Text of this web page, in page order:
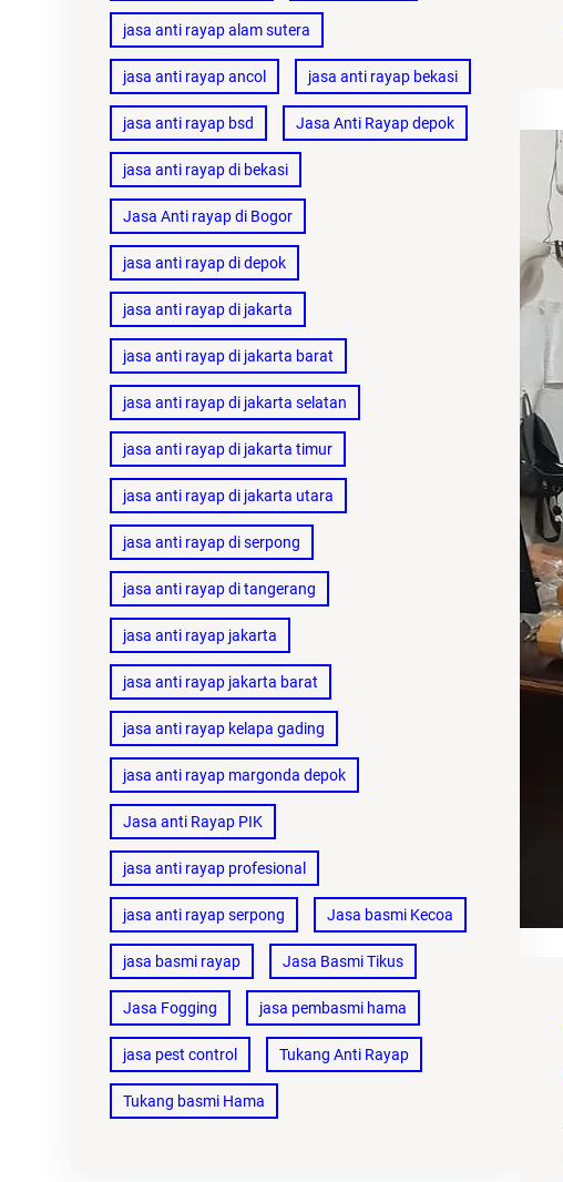
jasa anti rayap alam sutera
jasa anti rayap ancol jasa anti rayap bekasi
jasa anti rayap bsd Jasa Anti Rayap depok
jasa anti rayap di bekasi
Jasa Anti rayap di Bogor
jasa anti rayap di depok
jasa anti rayap di jakarta
jasa anti rayap di jakarta barat
jasa anti rayap di jakarta selatan
jasa anti rayap di jakarta timur
jasa anti rayap di jakarta utara
jasa anti rayap di serpong
jasa anti rayap di tangerang
jasa anti rayap jakarta
jasa anti rayap jakarta barat
jasa anti rayap kelapa gading
jasa anti rayap margonda depok
Jasa anti Rayap PIK
jasa anti rayap profesional
jasa anti rayap serpong Jasa basmi Kecoa
jasa basmi rayap Jasa Basmi Tikus
Jasa Fogging jasa pembasmi hama
jasa pest control Tukang Anti Rayap
Tukang basmi Hama